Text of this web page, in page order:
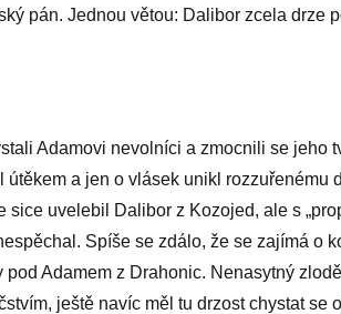
pán. Jednou větou: Dalibor zcela drze
Adamovi nevolníci a zmocnili se jeho
útěkem a jen o vlásek unikl rozzuřenému
sice uvelebil Dalibor z Kozojed, ale s
Spíše se zdálo, že se zajímá o
pod Adamem z Drahonic. Nenasytný
ještě navíc měl tu drzost chystat